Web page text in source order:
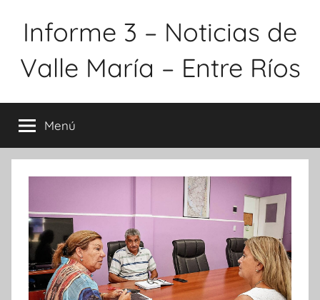
Informe 3 – Noticias de
Valle María – Entre Ríos
Menú